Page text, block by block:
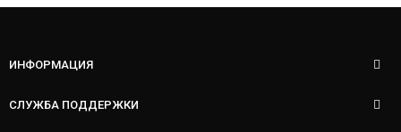
ИНФОРМАЦИЯ
СЛУЖБА ПОДДЕРЖКИ